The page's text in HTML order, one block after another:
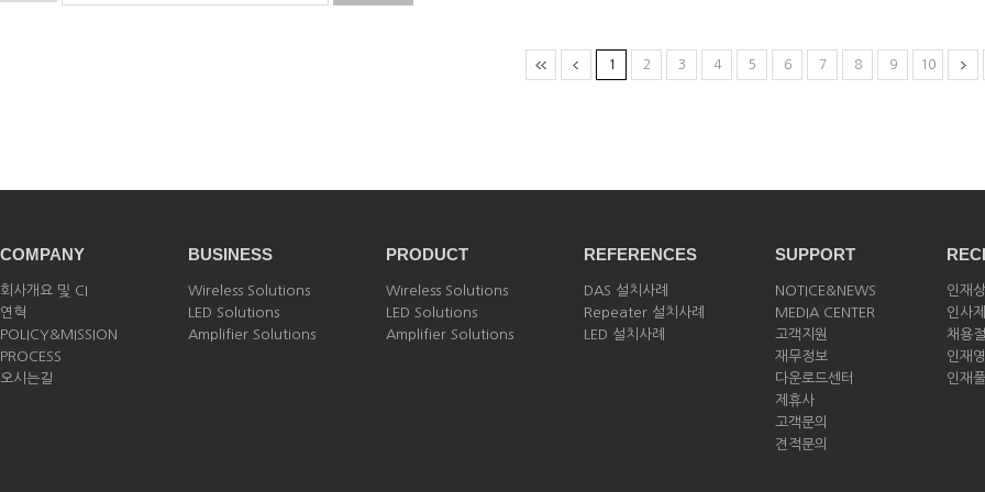
1 2 3 4 5 6 7 8 9 10
COMPANY
회사개요 및 CI
연혁
POLICY&MISSION
PROCESS
오시는길
BUSINESS
Wireless Solutions
LED Solutions
Amplifier Solutions
PRODUCT
Wireless Solutions
LED Solutions
Amplifier Solutions
REFERENCES
DAS 설치사례
Repeater 설치사례
LED 설치사례
SUPPORT
NOTICE&NEWS
MEDIA CENTER
고객지원
재무정보
다운로드센터
제휴사
고객문의
견적문의
인재상
인사
채용
인재
인재